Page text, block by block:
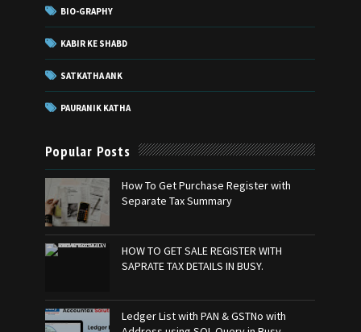
BIO-GRAPHY
KABIR KE SHABD
SATKATHA ANK
PAURANIK KATHA
Popular Posts
How To Get Purchase Register with
Separate Tax Summary
HOW TO GET SALE REGISTER WITH
SAPRATE TAX DETAILS IN BUSY.
Ledger List with PAN & GSTNo with